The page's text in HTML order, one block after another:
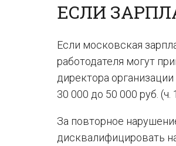
ЕСЛИ
Если московская
работодателя могут
директора
30 000 до 50 000 руб.
За повторное
дисквалифицировать